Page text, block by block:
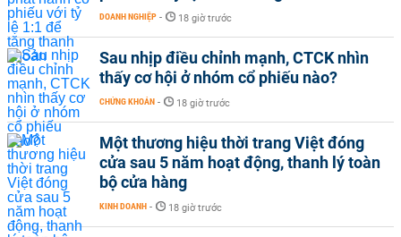
DOANH NGHIỆP - 18 giờ trước
Sau nhịp điều chỉnh mạnh, CTCK nhìn
thấy cơ hội ở nhóm cổ phiếu nào?
CHỨNG KHOÁN - 18 giờ trước
Một thương hiệu thời trang Việt đóng
cửa sau 5 năm hoạt động, thanh lý toàn
bộ cửa hàng
KINH DOANH - 18 giờ trước